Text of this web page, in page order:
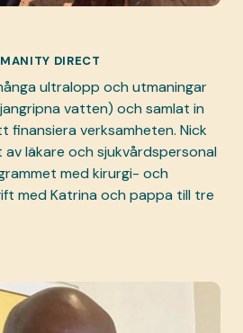
DIRECT
ultralopp och utmaningar
vatten) och samlat in
finansiera verksamheten. Nick
läkare och sjukvårdspersonal
med kirurgi- och
med Katrina och pappa till tre